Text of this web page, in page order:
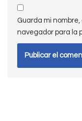
Guarda mi
navegador para la